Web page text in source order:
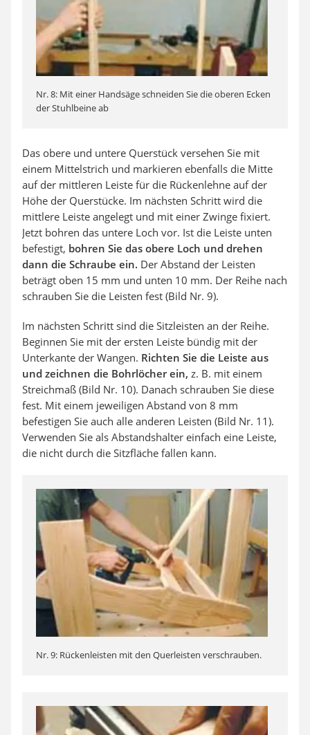
Nr. 8: Mit einer Handsäge schneiden Sie die oberen Ecken
der Stuhlbeine ab
Das obere und untere Querstück versehen Sie mit
einem Mittelstrich und markieren ebenfalls die Mitte
auf der mittleren Leiste für die Rückenlehne auf der
Höhe der Querstücke. Im nächsten Schritt wird die
mittlere Leiste angelegt und mit einer Zwinge fixiert.
Jetzt bohren das untere Loch vor. Ist die Leiste unten
befestigt, bohren Sie das obere Loch und drehen
dann die Schraube ein. Der Abstand der Leisten
beträgt oben 15 mm und unten 10 mm. Der Reihe nach
schrauben Sie die Leisten fest (Bild Nr. 9).
Im nächsten Schritt sind die Sitzleisten an der Reihe.
Beginnen Sie mit der ersten Leiste bündig mit der
Unterkante der Wangen. Richten Sie die Leiste aus
und zeichnen die Bohrlöcher ein, z. B. mit einem
Streichmaß (Bild Nr. 10). Danach schrauben Sie diese
fest. Mit einem jeweiligen Abstand von 8 mm
befestigen Sie auch alle anderen Leisten (Bild Nr. 11).
Verwenden Sie als Abstandshalter einfach eine Leiste,
die nicht durch die Sitzfläche fallen kann.
Nr. 9: Rückenleisten mit den Querleisten verschrauben.